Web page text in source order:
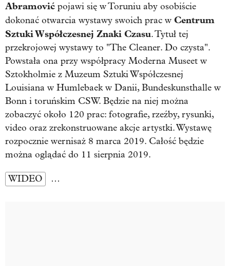
Abramović pojawi się w Toruniu aby osobiście
dokonać otwarcia wystawy swoich prac w Centrum
Sztuki Współczesnej Znaki Czasu. Tytuł tej
przekrojowej wystawy to "The Cleaner. Do czysta".
Powstała ona przy współpracy Moderna Museet w
Sztokholmie z Muzeum Sztuki Współczesnej
Louisiana w Humlebaek w Danii, Bundeskunsthalle w
Bonn i toruńskim CSW. Będzie na niej można
zobaczyć około 120 prac: fotografie, rzeźby, rysunki,
video oraz zrekonstruowane akcje artystki. Wystawę
rozpocznie wernisaż 8 marca 2019. Całość będzie
można oglądać do 11 sierpnia 2019.
WIDEO …